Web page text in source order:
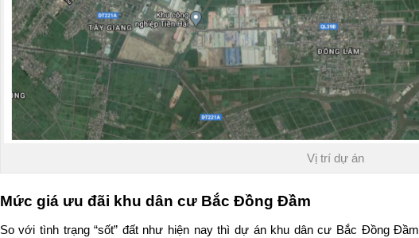
Vị trí dự án
Mức giá ưu đãi khu dân cư Bắc Đồng Đầm
So với tình trạng “sốt” đất như hiện nay thì dự án khu dân cư Bắc Đồng Đầm